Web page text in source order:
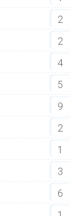
2
2
4
5
9
2
1
3
6